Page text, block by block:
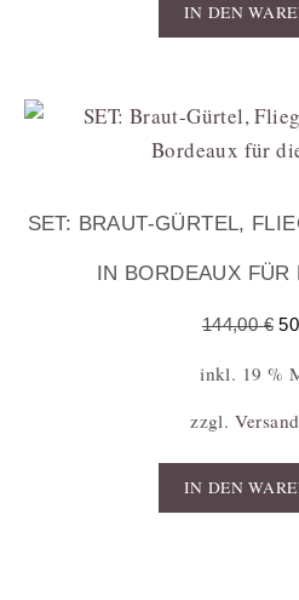
IN DEN
SET: BRAUT-GÜRTEL,
IN BORDEAUX FÜR
144,00€
inkl. 19 %
zzgl.
IN DEN